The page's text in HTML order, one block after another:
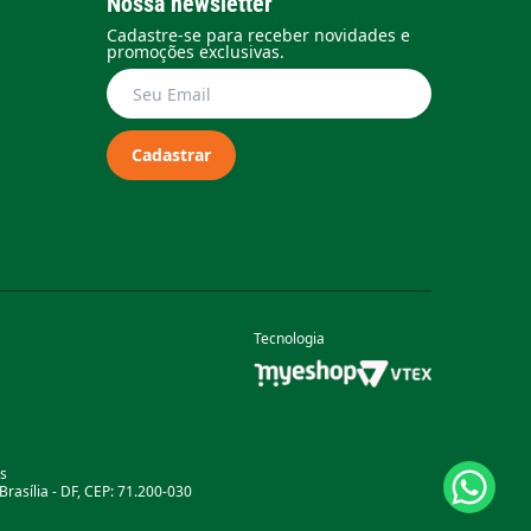
Cadastre-se para receber novidades e
promoções exclusivas.
Cadastrar
Tecnologia
- DF, CEP: 71.200-030